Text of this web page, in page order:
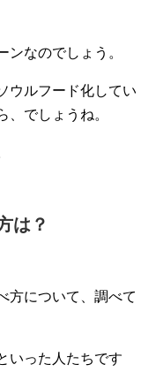
ンなのでしょう。
ウルフード化してい
、でしょうね。
は？
方について、調べて
いった人たちです